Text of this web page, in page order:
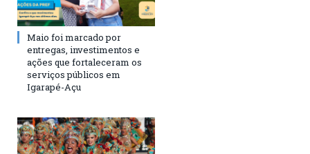
Maio foi marcado por
entregas, investimentos e
ações que fortaleceram os
serviços públicos em
Igarapé-Açu